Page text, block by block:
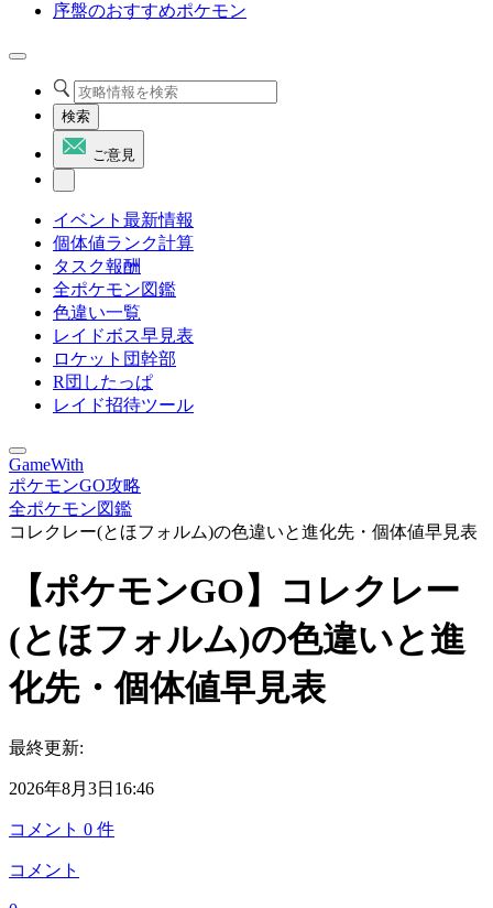
序盤のおすすめポケモン
検索
ご意見
イベント最新情報
個体値ランク計算
タスク報酬
全ポケモン図鑑
色違い一覧
レイドボス早見表
ロケット団幹部
R団したっぱ
レイド招待ツール
GameWith
ポケモンGO攻略
全ポケモン図鑑
コレクレー(とほフォルム)の色違いと進化先・個体値早見表
【ポケモンGO】コレクレー
(とほフォルム)の色違いと進
化先・個体値早見表
最終更新:
2026年8月3日16:46
コメント 0 件
コメント